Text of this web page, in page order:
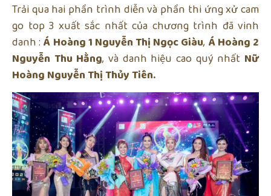
Trải qua hai phần trình diễn và phần thi ứng xử cam
go top 3 xuất sắc nhất của chương trình đã vinh
danh : Á Hoàng 1 Nguyễn Thị Ngọc Giàu, Á Hoàng 2
Nguyễn Thu Hằng, và danh hiệu cao quý nhất Nữ
Hoàng Nguyễn Thị Thủy Tiên.